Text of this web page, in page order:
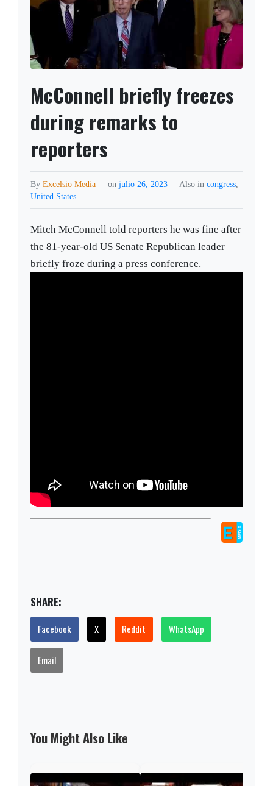
McConnell briefly freezes
during remarks to
reporters
ByExcelsio Media on julio 26, 2023 Also in congress,
United States
Mitch McConnell told reporters he was fine after
the 81-year-old US Senate Republican leader
briefly froze during a press conference.
SHARE:
Facebook X Reddit WhatsApp
Email
You Might Also Like